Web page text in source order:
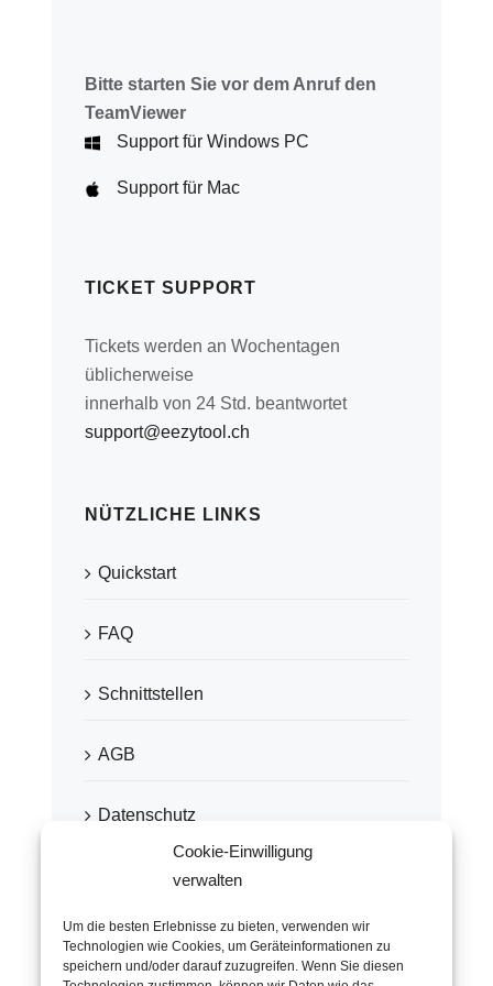
Cookie-Einwilligung
verwalten
Um die besten Erlebnisse zu bieten, verwenden wir
Technologien wie Cookies, um Geräteinformationen zu
speichern und/oder darauf zuzugreifen. Wenn Sie diesen
Bitte starten Sie vor dem Anruf den
TeamViewer
Support für Windows PC
Support für Mac
TICKET SUPPORT
Tickets werden an Wochentagen
üblicherweise
innerhalb von 24 Std. beantwortet
support@eezytool.ch
NÜTZLICHE LINKS
Quickstart
FAQ
Schnittstellen
AGB
Datenschutz
Impressum
EMPFOHLEN VON